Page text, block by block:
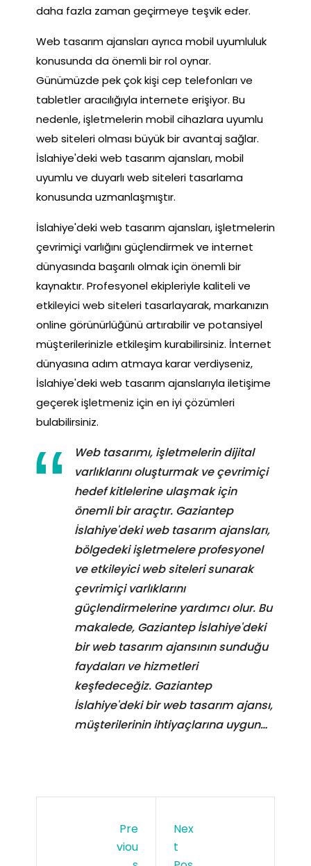
daha fazla zaman geçirmeye teşvik eder.
Web tasarım ajansları ayrıca mobil uyumluluk
konusunda da önemli bir rol oynar.
Günümüzde pek çok kişi cep telefonları ve
tabletler aracılığıyla internete erişiyor. Bu
nedenle, işletmelerin mobil cihazlara uyumlu
web siteleri olması büyük bir avantaj sağlar.
İslahiye'deki web tasarım ajansları, mobil
uyumlu ve duyarlı web siteleri tasarlama
konusunda uzmanlaşmıştır.
İslahiye'deki web tasarım ajansları, işletmelerin
çevrimiçi varlığını güçlendirmek ve internet
dünyasında başarılı olmak için önemli bir
kaynaktır. Profesyonel ekipleriyle kaliteli ve
etkileyici web siteleri tasarlayarak, markanızın
online görünürlüğünü artırabilir ve potansiyel
müşterilerinizle etkileşim kurabilirsiniz. İnternet
dünyasına adım atmaya karar verdiyseniz,
İslahiye'deki web tasarım ajanslarıyla iletişime
geçerek işletmeniz için en iyi çözümleri
bulabilirsiniz.
Web tasarımı, işletmelerin dijital
varlıklarını oluşturmak ve çevrimiçi
hedef kitlelerine ulaşmak için
önemli bir araçtır. Gaziantep
İslahiye'deki web tasarım ajansları,
bölgedeki işletmelere profesyonel
ve etkileyici web siteleri sunarak
çevrimiçi varlıklarını
güçlendirmelerine yardımcı olur. Bu
makalede, Gaziantep İslahiye'deki
bir web tasarım ajansının sunduğu
faydaları ve hizmetleri
keşfedeceğiz. Gaziantep
İslahiye'deki bir web tasarım ajansı,
müşterilerinin ihtiyaçlarına uygun…
Pre
Viou
Nex
T